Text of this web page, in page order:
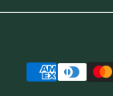
Métodos